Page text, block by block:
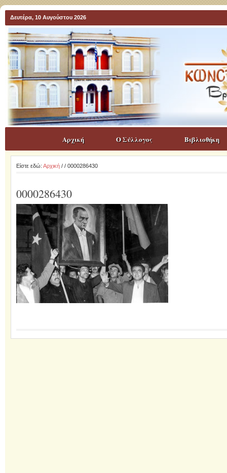
Δευτέρα, 10 Αυγούστου 2026
Αρχική Ο Σύλλογος Βιβλιοθήκη
Είστε εδώ: Αρχική/ / 0000286430
0000286430